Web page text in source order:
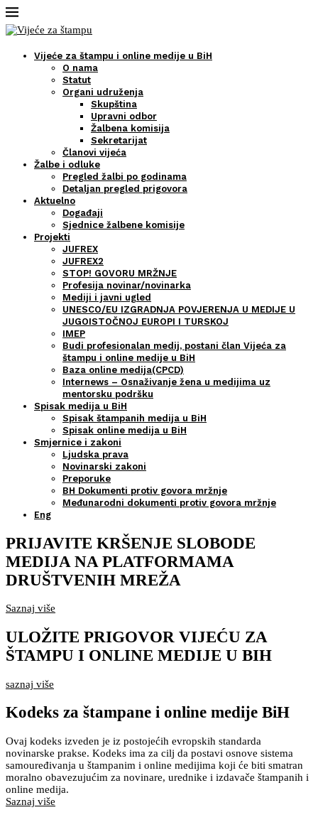
Vijeće za štampu i online medije u BiH
O nama
Statut
Organi udruženja
Skupština
Upravni odbor
Žalbena komisija
Sekretarijat
Članovi vijeća
Žalbe i odluke
Pregled žalbi po godinama
Detaljan pregled prigovora
Aktuelno
Događaji
Sjednice žalbene komisije
Projekti
JUFREX
JUFREX2
STOP! GOVORU MRŽNJE
Profesija novinar/novinarka
Mediji i javni ugled
UNESCO/EU IZGRADNJA POVJERENJA U MEDIJE U
JUGOISTOČNOJ EUROPI I TURSKOJ
IMEP
Budi profesionalan medij, postani član Vijeća za
štampu i online medije u BiH
Baza online medija(CPCD)
Internews – Osnaživanje žena u medijima uz
mentorsku podršku
Spisak medija u BiH
Spisak štampanih medija u BiH
Spisak online medija u BiH
Smjernice i zakoni
Ljudska prava
Novinarski zakoni
Preporuke
BH Dokumenti protiv govora mržnje
Međunarodni dokumenti protiv govora mržnje
Eng
PRIJAVITE KRŠENJE SLOBODE
MEDIJA NA PLATFORMAMA
DRUŠTVENIH MREŽA
Saznaj više
ULOŽITE PRIGOVOR VIJEĆU ZA
ŠTAMPU I ONLINE MEDIJE U BIH
saznaj više
Kodeks za štampane i online medije BiH
Ovaj kodeks izveden je iz postojećih evropskih standarda
novinarske prakse. Kodeks ima za cilj da postavi osnove sistema
samouređivanja u štampanim i online medijima koji će biti smatran
moralno obavezujućim za novinare, urednike i izdavače štampanih i
online medija.
Saznaj više